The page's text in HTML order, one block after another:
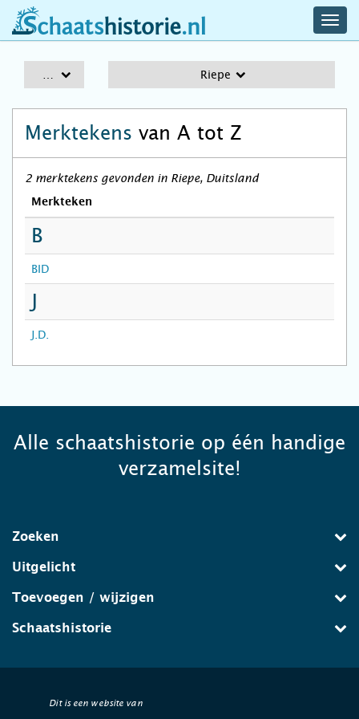
schaatshistorie.nl
Riepe
Merktekens van A tot Z
2 merktekens gevonden in Riepe, Duitsland
Merkteken
B
BID
J
J.D.
Alle schaatshistorie op één handige
verzamelsite!
Zoeken
Uitgelicht
Toevoegen / wijzigen
Schaatshistorie
Dit is een website van